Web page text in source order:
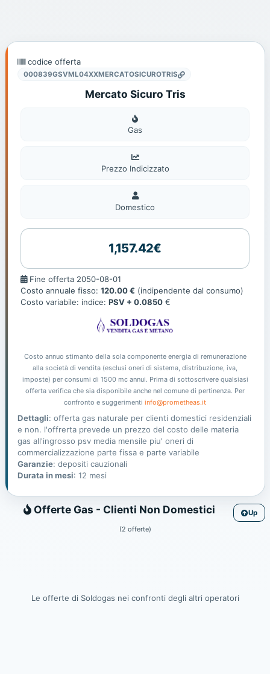
codice offerta
000839GSVML04XXMERCATOSICUROTRIS
Mercato Sicuro Tris
Gas
Gas
Prezzo Indicizzato
Domestico
Domestico
1,157.42€
Fine
offerta
Fine offerta 2050-08-01
Costo annuale fisso: 120.00 € (indipendente dal consumo)
Costo variabile: indice: PSV + 0.0850 €
Costo annuo stimanto della sola componente energia di remunerazione
alla società di vendita (esclusi oneri di sistema, distribuzione, iva,
imposte) per consumi di 1500 mc annui. Prima di sottoscrivere qualsiasi
offerta verifica che sia disponibile anche nel comune di pertinenza. Per
confronto e suggerimenti info@prometheas.it
Dettagli: offerta gas naturale per clienti domestici residenziali
e non. l'offrerta prevede un prezzo del costo delle materia
gas all'ingrosso psv media mensile piu' oneri di
commercializzazione parte fissa e parte variabile
Garanzie: depositi cauzionali
Durata in mesi: 12 mesi
Gas
Offerte Gas - Clienti Non Domestici
Up
(2 offerte)
Le offerte di Soldogas nei confronti degli altri operatori